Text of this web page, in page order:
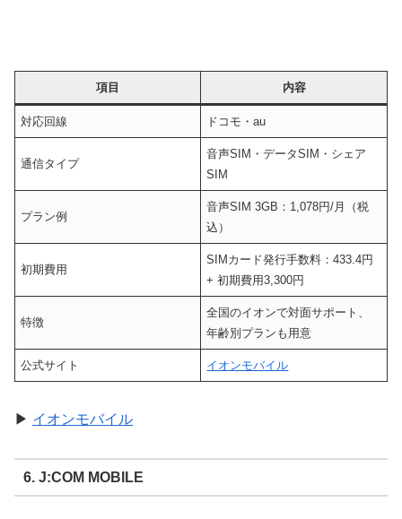
項目 内容
対応回線 ドコモ・au
通信タイプ
音声SIM・データSIM・シェア
SIM
プラン例
音声SIM 3GB：1,078円/月（税
込）
初期費用
SIMカード発行手数料：433.4円
+ 初期費用3,300円
特徴
全国のイオンで対面サポート、
年齢別プランも用意
公式サイト イオンモバイル
▶ イオンモバイル
6. J:COM MOBILE